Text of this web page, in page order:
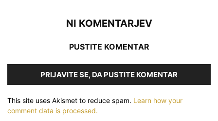
NI KOMENTARJEV
PUSTITE KOMENTAR
PRIJAVITE SE, DA PUSTITE KOMENTAR
This site uses Akismet to reduce spam. Learn how your
comment data is processed.